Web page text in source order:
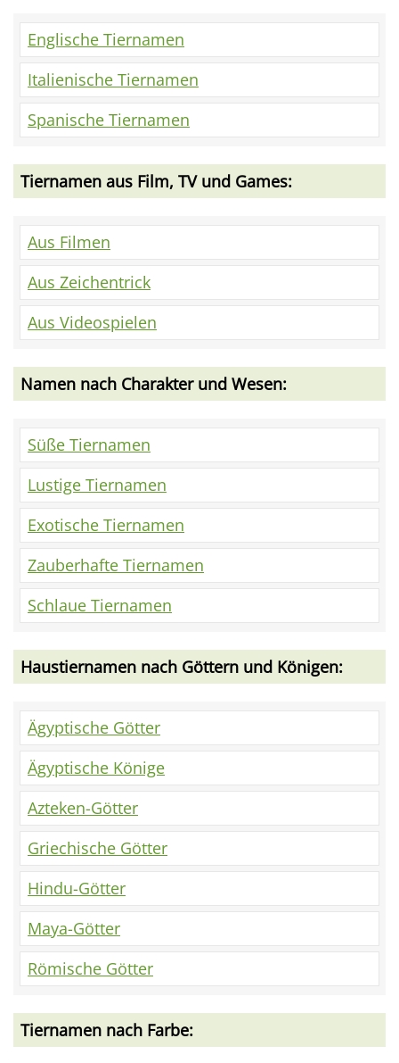
Englische Tiernamen
Italienische Tiernamen
Spanische Tiernamen
Tiernamen aus Film, TV und Games:
Aus Filmen
Aus Zeichentrick
Aus Videospielen
Namen nach Charakter und Wesen:
Süße Tiernamen
Lustige Tiernamen
Exotische Tiernamen
Zauberhafte Tiernamen
Schlaue Tiernamen
Haustiernamen nach Göttern und Königen:
Ägyptische Götter
Ägyptische Könige
Azteken-Götter
Griechische Götter
Hindu-Götter
Maya-Götter
Römische Götter
Tiernamen nach Farbe: